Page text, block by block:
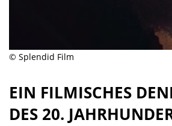
© Splendid Film
EIN FILMISCHES
ES 20.